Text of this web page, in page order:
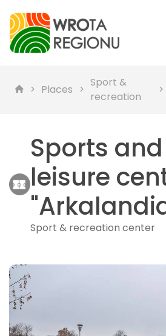
Places
Sport &
recreation
Sports and
leisure
Sport & recreation center